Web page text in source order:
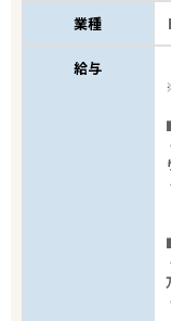
業種
給与